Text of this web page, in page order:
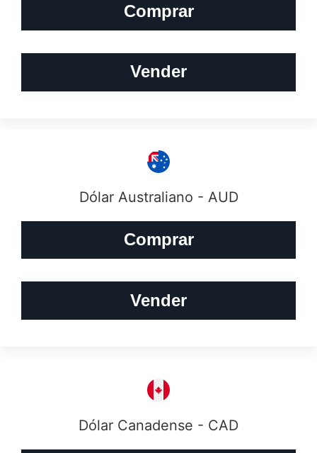
Comprar
Vender
Dólar Australiano - AUD
Comprar
Vender
Dólar Canadense - CAD